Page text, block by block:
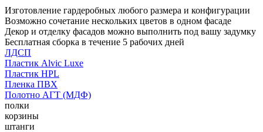
Изготовление гардеробных любого размера и конфигурации
Возможно сочетание нескольких цветов в одном фасаде
Декор и отделку фасадов можно выполнить под вашу задумку
Бесплатная сборка в течение 5 рабочих дней
ЛДСП
Пластик Alvic Luxe
Пластик HPL
Пленка ПВХ
Полотно АГТ (МДФ)
полки
корзины
штанги